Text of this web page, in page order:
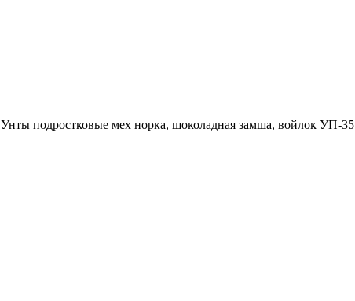
Унты подростковые мех норка, шоколадная замша, войлок УП-35